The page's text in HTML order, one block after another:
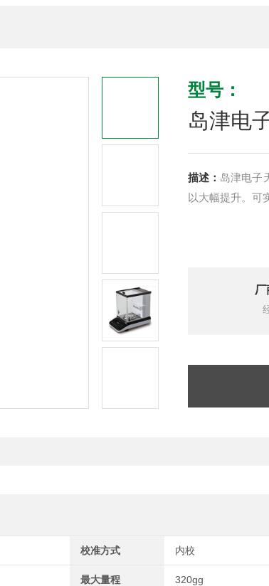
型号：
岛津电
描述： 岛津电子
以大幅提升。可
厂
校准方式 内校
最大量程 320gg